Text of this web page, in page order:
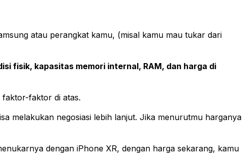
atau perangkat kamu, (misal kamu mau tukar dari
fisik, kapasitas memori internal, RAM, dan harga di
faktor-faktor di atas.
melakukan negosiasi lebih lanjut. Jika menurutmu harganya
dengan iPhone XR, dengan harga sekarang, kamu